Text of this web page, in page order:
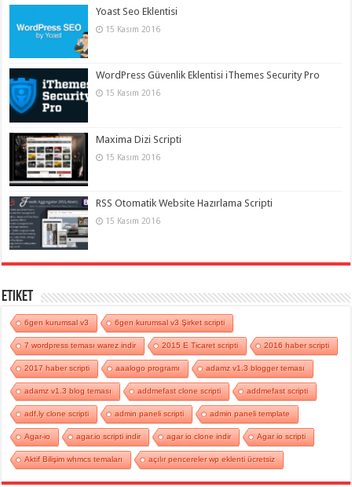
Yoast Seo Eklentisi
15 Kasım 2016
WordPress Güvenlik Eklentisi iThemes Security Pro
15 Kasım 2016
Maxima Dizi Scripti
15 Kasım 2016
RSS Otomatik Website Hazırlama Scripti
15 Kasım 2016
Etiket
6gen kurumsal v3 6gen kurumsal v3 Şirket scripti
7 wordpress teması warez indir 2015 E Ticaret scripti 2016 haber scripti
2017 haber scripti aaalogo programı adamz v1.3 blogger teması
adamz v1.3 blog teması addmefast clone scripti addmefast scripti
adf.ly clone scripti admin paneli scripti admin paneli template
Agar-io agar.io scripti indir agar io clone indir Agar io scripti
Aktif Bilişim whmcs temaları açılır pencereler wp eklenti ücretsiz